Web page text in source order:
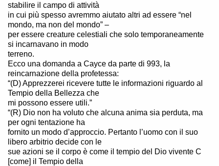
stabilire il campo di attività
in cui più spesso avremmo aiutato altri ad essere “nel
mondo, ma non del mondo” –
per essere creature celestiali che solo temporaneamente
si incarnavano in modo
terreno.
Ecco una domanda a Cayce da parte di 993, la
reincarnazione della profetessa:
“(D) Apprezzerei ricevere tutte le informazioni riguardo al
Tempio della Bellezza che
mi possono essere utili.”
“(R) Dio non ha voluto che alcuna anima sia perduta, ma
per ogni tentazione ha
fornito un modo d’approccio. Pertanto l’uomo con il suo
libero arbitrio decide con le
sue azioni se il corpo è come il tempio del Dio vivente C
[come] il Tempio della